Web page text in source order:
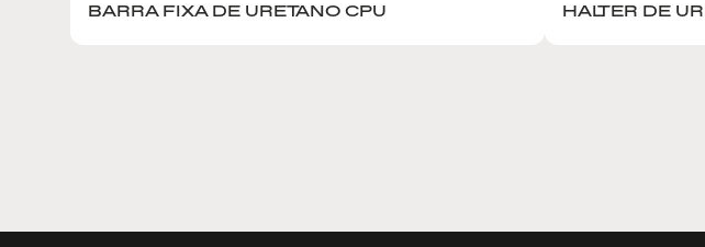
BARRA FIXA DE URETANO CPU HALTER DE